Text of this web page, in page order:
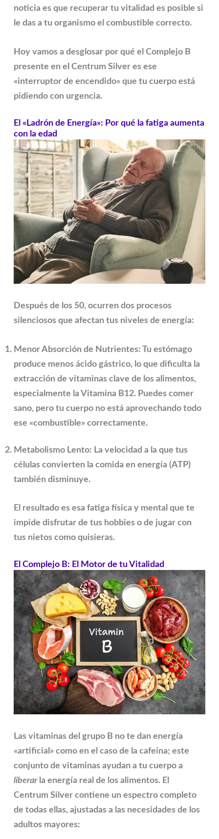
noticia es que recuperar tu vitalidad es posible si
le das a tu organismo el combustible correcto.
Hoy vamos a desglosar por qué elComplejo B
presente en elCentrum Silver es ese
«interruptor de encendido» que tu cuerpo está
pidiendo con urgencia.
El «Ladrón de Energía»: Por qué la fatiga aumenta
con la edad
Después de los 50, ocurren dos procesos
silenciosos que afectan tus niveles de energía:
Menor Absorción de Nutrientes: Tu estómago
produce menos ácido gástrico, lo que dificulta la
extracción de vitaminas clave de los alimentos,
especialmente laVitamina B12. Puedes comer
sano, pero tu cuerpo no está aprovechando todo
ese «combustible» correctamente.
Metabolismo Lento: La velocidad a la que tus
células convierten la comida en energía (ATP)
también disminuye.
El resultado es esa fatiga física y mental que te
impide disfrutar de tus hobbies o de jugar con
tus nietos como quisieras.
El Complejo B: El Motor de tu Vitalidad
Las vitaminas del grupo B no te dan energía
«artificial» como en el caso de la cafeína; este
conjunto de vitaminas ayudan a tu cuerpo a
liberarla energía real de los alimentos. El
Centrum Silver contiene un espectro completo
de todas ellas, ajustadas a las necesidades de los
adultos mayores: